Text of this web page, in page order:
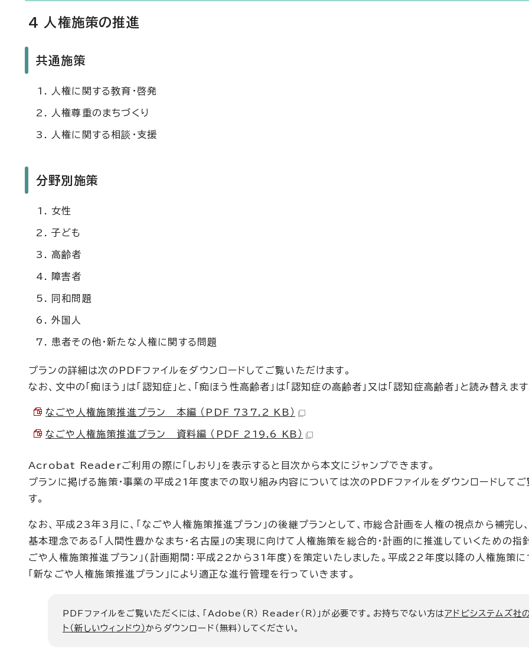
4 人権施策の推進
共通施策
人権に関する教育・啓発
人権尊重のまちづくり
人権に関する相談・支援
分野別施策
女性
子ども
高齢者
障害者
同和問題
外国人
患者その他・新たな人権に関する問題
プランの詳細は次のPDFファイルをダウンロードしてご覧いただけます。
なお、文中の「痴ほう」は「認知症」と、「痴ほう性高齢者」は「認知症の高齢者」又は「認知症高齢者」と読み替えます
なごや人権施策推進プラン 本編 （PDF 737.2 KB）
なごや人権施策推進プラン 資料編 （PDF 219.6 KB）
Acrobat Readerご利用の際に「しおり」を表示すると目次から本文にジャンプできます。
プランに掲げる施策・事業の平成21年度までの取り組み内容については次のPDFファイルをダウンロードしてご
す。
なお、平成23年3月に、「なごや人権施策推進プラン」の後継プランとして、市総合計画を人権の視点から補完し
基本理念である「人間性豊かなまち・名古屋」の実現に向けて人権施策を総合的・計画的に推進していくための指
ごや人権施策推進プラン」(計画期間：平成22から31年度)を策定いたしました。平成22年度以降の人権施策に
「新なごや人権施策推進プラン」により適正な進行管理を行っていきます。
PDFファイルをご覧いただくには、「Adobe（R） Reader（R）」が必要です。お持ちでない方はアドビシステムズ社
ト（新しいウィンドウ）からダウンロード（無料）してください。